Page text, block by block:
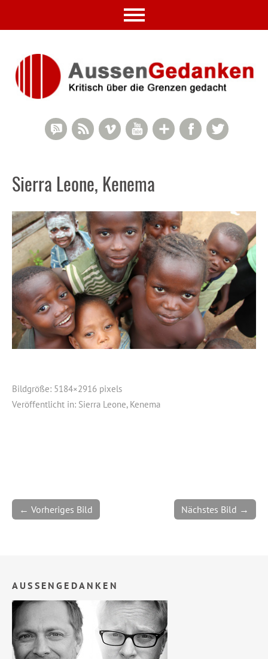
Twitter
Facebook
Google+
YouTube
Vimeo
RSS Feed
RSS Comments
Sierra Leone, Kenema
Bildgröße: 5184×2916 pixels
Veröffentlicht in: Sierra Leone, Kenema
← Vorheriges Bild Nächstes Bild →
AUSSENGEDANKEN